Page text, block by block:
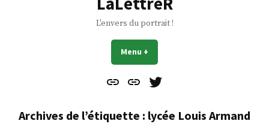
L'envers du portrait !
Menu +
Contact
À
Mes
Archives de l’étiquette : lycée Louis Armand